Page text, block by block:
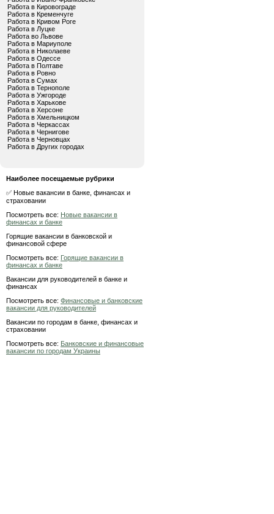
Работа в Кировограде
Работа в Кременчуге
Работа в Кривом Роге
Работа в Луцке
Работа во Львове
Работа в Мариуполе
Работа в Николаеве
Работа в Одессе
Работа в Полтаве
Работа в Ровно
Работа в Сумах
Работа в Тернополе
Работа в Ужгороде
Работа в Харькове
Работа в Херсоне
Работа в Хмельницком
Работа в Черкассах
Работа в Чернигове
Работа в Черновцах
Работа в Других городах
Наиболее посещаемые рубрики
✅ Новые вакансии в банке, финансах и
страховании
Посмотреть все: Новые вакансии в
финансах и банке
Горящие вакансии в банковской и
финансовой сфере
Посмотреть все: Горящие вакансии в
финансах и банке
Вакансии для руководителей в банке и
финансах
Посмотреть все: Финансовые и банковские
вакансии для руководителей
Вакансии по городам в банке, финансах и
страховании
Посмотреть все: Банковские и финансовые
вакансии по городам Украины